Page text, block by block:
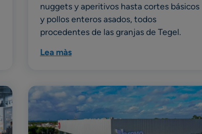
nuggets y aperitivos hasta cortes básicos
y pollos enteros asados, todos
procedentes de las granjas de Tegel.
Lea màs